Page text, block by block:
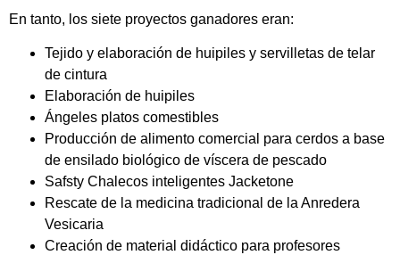
En tanto, los siete proyectos ganadores eran:
Tejido y elaboración de huipiles y servilletas de telar
de cintura
Elaboración de huipiles
Ángeles platos comestibles
Producción de alimento comercial para cerdos a base
de ensilado biológico de víscera de pescado
Safsty Chalecos inteligentes Jacketone
Rescate de la medicina tradicional de la Anredera
Vesicaria
Creación de material didáctico para profesores